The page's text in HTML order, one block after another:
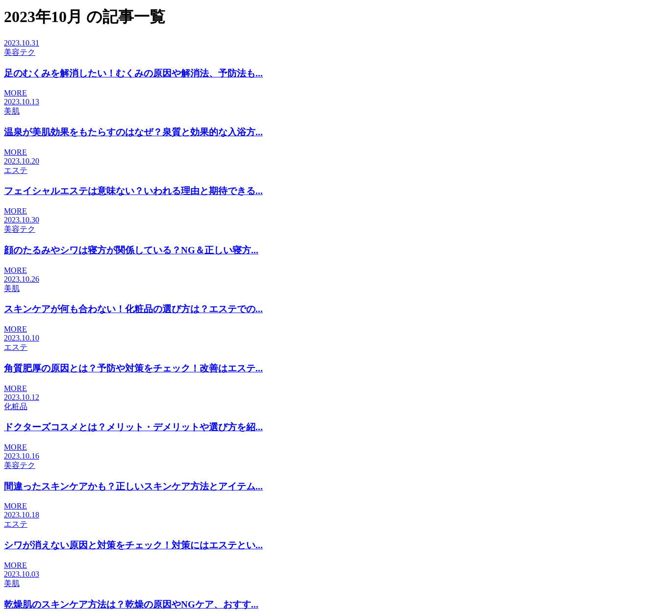
2023年10月 の記事一覧
2023.10.31
美容テク
足のむくみを解消したい！むくみの原因や解消法、予防法も...
MORE
2023.10.13
美肌
温泉が美肌効果をもたらすのはなぜ？泉質と効果的な入浴方...
MORE
2023.10.20
エステ
フェイシャルエステは意味ない？いわれる理由と期待できる...
MORE
2023.10.30
美容テク
顔のたるみやシワは寝方が関係している？NG＆正しい寝方...
MORE
2023.10.26
美肌
スキンケアが何も合わない！化粧品の選び方は？エステでの...
MORE
2023.10.10
エステ
角質肥厚の原因とは？予防や対策をチェック！改善はエステ...
MORE
2023.10.12
化粧品
ドクターズコスメとは？メリット・デメリットや選び方を紹...
MORE
2023.10.16
美容テク
間違ったスキンケアかも？正しいスキンケア方法とアイテム...
MORE
2023.10.18
エステ
シワが消えない原因と対策をチェック！対策にはエステとい...
MORE
2023.10.03
美肌
乾燥肌のスキンケア方法は？乾燥の原因やNGケア、おすす...